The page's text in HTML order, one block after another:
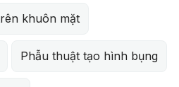
khuôn mặt
Phẫu thuật tạo hình bụng